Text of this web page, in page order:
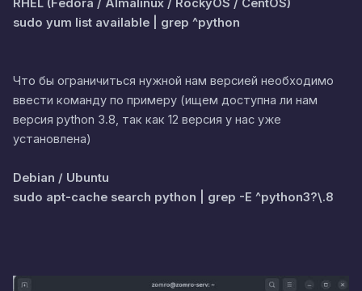
RHEL (Fedora / Almalinux / RockyOS / CentOS)
sudo yum list available | grep ^python
Что бы ограничиться нужной нам версией необходимо
ввести команду по примеру (ищем доступна ли нам
версия python 3.8, так как 12 версия у нас уже
установлена)
Debian / Ubuntu
sudo apt-cache search python | grep -E ^python3?\.8